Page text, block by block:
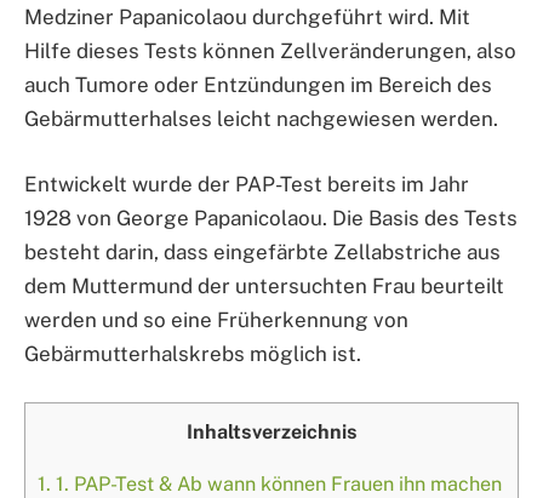
Medziner Papanicolaou durchgeführt wird. Mit
Hilfe dieses Tests können Zellveränderungen, also
auch Tumore oder Entzündungen im Bereich des
Gebärmutterhalses leicht nachgewiesen werden.
Entwickelt wurde der PAP-Test bereits im Jahr
1928 von George Papanicolaou. Die Basis des Tests
besteht darin, dass eingefärbte Zellabstriche aus
dem Muttermund der untersuchten Frau beurteilt
werden und so eine Früherkennung von
Gebärmutterhalskrebs möglich ist.
Inhaltsverzeichnis
1. 1. PAP-Test & Ab wann können Frauen ihn machen